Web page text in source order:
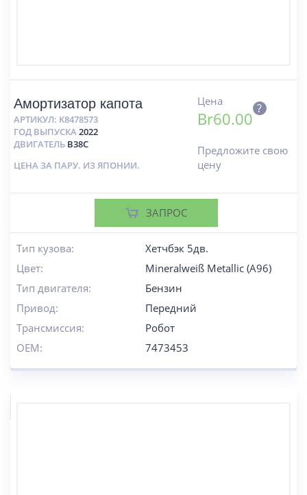
Амортизатор капота
АРТИКУЛ: K8478573
ГОД ВЫПУСКА2022
ДВИГАТЕЛЬ B38C
ЦЕНА ЗА ПАРУ. ИЗ ЯПОНИИ.
Цена
Br60.00
?
Предложите свою
цену
ЗАПРОС
Тип кузова:
Хетчбэк 5дв.
Цвет:
Mineralweiß Metallic (A96)
Тип двигателя:
Бензин
Привод:
Передний
Трансмиссия:
Робот
OEM:
7473453